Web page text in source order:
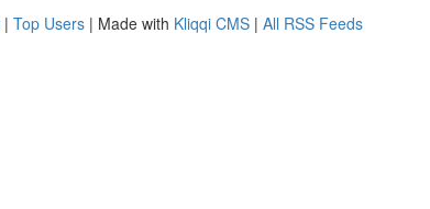
| Top Users | Made with Kliqqi CMS | All RSS Feeds